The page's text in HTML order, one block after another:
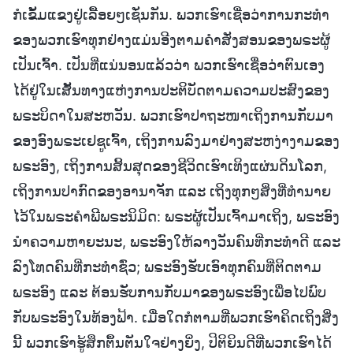
ກໍເຂັ້ມແຂງຢູ່ເລື້ອຍໆເຊັ່ນກັນ. ພວກເຮົາເຊື່ອວ່າການກະທຳ
ຂອງພວກເຮົາທຸກຢ່າງແມ່ນອີງຕາມຄຳສັ່ງສອນຂອງພຣະຜູ້
ເປັນເຈົ້າ. ເປັນທີ່ແນ່ນອນແລ້ວວ່າ ພວກເຮົາເຊື່ອວ່າຕົນເອງ
ໄດ້ຢູ່ໃນເສັ້ນທາງແຫ່ງການປະຕິບັດຕາມຄວາມປະສົງຂອງ
ພຣະບິດາໃນສະຫວັນ. ພວກເຮົາປາຖະໜາເຖິງການກັບມາ
ຂອງອົງພຣະເຢຊູເຈົ້າ, ເຖິງການລົງມາຢ່າງສະຫງ່າງາມຂອງ
ພຣະອົງ, ເຖິງການສິ້ນສຸດຂອງຊີວິດເຮົາເທິງແຜ່ນດິນໂລກ,
ເຖິງການປາກົດຂອງອານາຈັກ ແລະ ເຖິງທຸກໆສິ່ງທີ່ທຳນາຍ
ໄວ້ໃນພຣະຄຳພີພຣະນິມິດ: ພຣະຜູ້ເປັນເຈົ້າມາເຖິງ, ພຣະອົງ
ນໍາຄວາມຫາຍະນະ, ພຣະອົງໃຫ້ລາງວັນຄົນທີ່ກະທຳດີ ແລະ
ລົງໂທດຄົນທີ່ກະທຳຊົ່ວ; ພຣະອົງຮັບເອົາທຸກຄົນທີ່ຕິດຕາມ
ພຣະອົງ ແລະ ຕ້ອນຮັບການກັບມາຂອງພຣະອົງເພື່ອໄປພົບ
ກັບພຣະອົງໃນທ້ອງຟ້າ. ເມື່ອໃດກໍຕາມທີ່ພວກເຮົາຄິດເຖິງສິ່ງ
ນີ້ ພວກເຮົາຮູ້ສຶກຕຶ້ນຕັນໃຈຢ່າງຍິ່ງ, ປິຕິຍິນດີທີ່ພວກເຮົາໄດ້